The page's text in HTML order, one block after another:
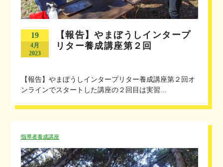
19
4月
2023
【報告】やまぼうしインタープ
リター養成講座第２回
【報告】やまぼうしインタープリター養成講座第２回オ
ンラインでスタートした講座の２回目は実習...
指導者養成講座